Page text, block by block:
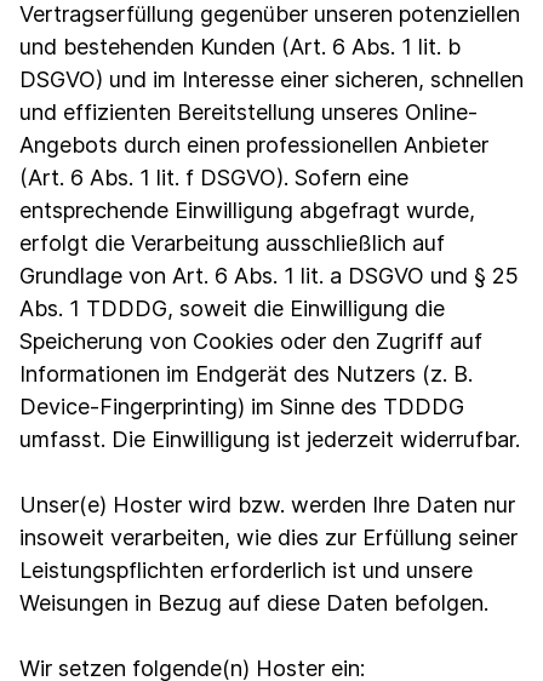
Vertragserfüllung gegenüber unseren potenziellen
und bestehenden Kunden (Art. 6 Abs. 1 lit. b
DSGVO) und im Interesse einer sicheren, schnellen
und effizienten Bereitstellung unseres Online-
Angebots durch einen professionellen Anbieter
(Art. 6 Abs. 1 lit. f DSGVO). Sofern eine
entsprechende Einwilligung abgefragt wurde,
erfolgt die Verarbeitung ausschließlich auf
Grundlage von Art. 6 Abs. 1 lit. a DSGVO und § 25
Abs. 1 TDDDG, soweit die Einwilligung die
Speicherung von Cookies oder den Zugriff auf
Informationen im Endgerät des Nutzers (z. B.
Device-Fingerprinting) im Sinne des TDDDG
umfasst. Die Einwilligung ist jederzeit widerrufbar.
Unser(e) Hoster wird bzw. werden Ihre Daten nur
insoweit verarbeiten, wie dies zur Erfüllung seiner
Leistungspflichten erforderlich ist und unsere
Weisungen in Bezug auf diese Daten befolgen.
Wir setzen folgende(n) Hoster ein: